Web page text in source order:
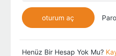
oturum aç
Henüz Bir Hesap Yok Mu?